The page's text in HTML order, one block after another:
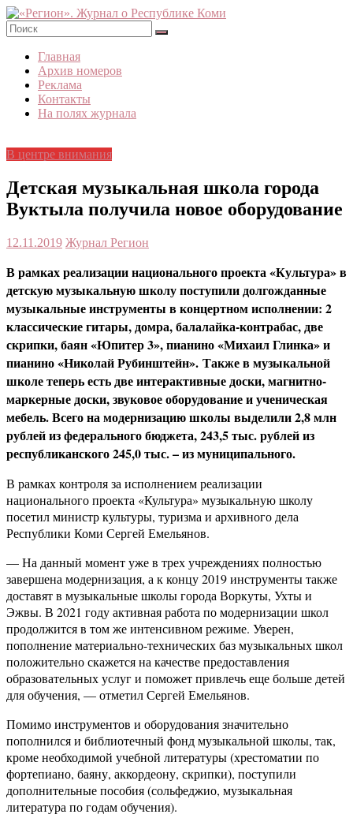
Skip
to
content
«Регион».
Журнал
Республике
Коми
Главная
Архив номеров
Реклама
Контакты
На полях журнала
В центре внимания
Детская музыкальная школа города
Вуктыла получила новое оборудование
12.11.2019 Журнал Регион
В рамках реализации национального проекта «Культура» в
детскую музыкальную школу поступили долгожданные
музыкальные инструменты в концертном исполнении: 2
классические гитары, домра, балалайка-контрабас, две
скрипки, баян «Юпитер 3», пианино «Михаил Глинка» и
пианино «Николай Рубинштейн». Также в музыкальной
школе теперь есть две интерактивные доски, магнитно-
маркерные доски, звуковое оборудование и ученическая
мебель. Всего на модернизацию школы выделили 2,8 млн
рублей из федерального бюджета, 243,5 тыс. рублей из
республиканского 245,0 тыс. – из муниципального.
В рамках контроля за исполнением реализации
национального проекта «Культура» музыкальную школу
посетил министр культуры, туризма и архивного дела
Республики Коми Сергей Емельянов.
— На данный момент уже в трех учреждениях полностью
завершена модернизация, а к концу 2019 инструменты также
доставят в музыкальные школы города Воркуты, Ухты и
Эжвы. В 2021 году активная работа по модернизации школ
продолжится в том же интенсивном режиме. Уверен,
пополнение материально-технических баз музыкальных школ
положительно скажется на качестве предоставления
образовательных услуг и поможет привлечь еще больше детей
для обучения, — отметил Сергей Емельянов.
Помимо инструментов и оборудования значительно
пополнился и библиотечный фонд музыкальной школы, так,
кроме необходимой учебной литературы (хрестоматии по
фортепиано, баяну, аккордеону, скрипки), поступили
дополнительные пособия (сольфеджио, музыкальная
литература по годам обучения).